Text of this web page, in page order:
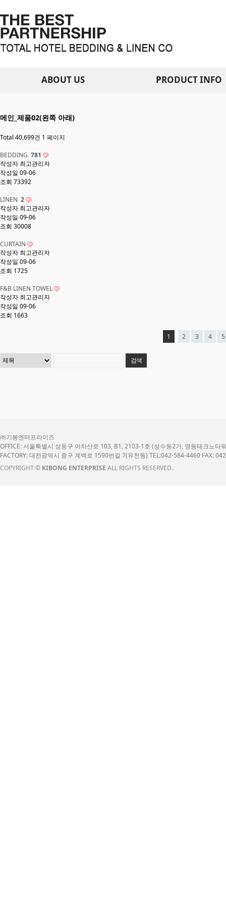
ABOUT US PRODUCT INFO
메인_제품02(왼쪽 아래)
Total 40,699건 1 페이지
BEDDING 781
작성자 최고관리자
작성일 09-06
조회 73392
LINEN 2
작성자 최고관리자
작성일 09-06
조회 30008
CURTAIN
작성자 최고관리자
작성일 09-06
조회 1725
F&B LINEN TOWEL
작성자 최고관리자
작성일 09-06
조회 1663
1 2 3 4 5
㈜기봉엔터프라이즈
OFFICE: 서울특별시 성동구 아차산로 103, B1, 2103-1호 (성수동2가, 영동테크노
FACTORY: 대전광역시 중구 계백로 1590번길 7(유천동) TEL:042-584-4460 FAX:
COPYRIGHT © KIBONG ENTERPRISE ALL RIGHTS RESERVED.